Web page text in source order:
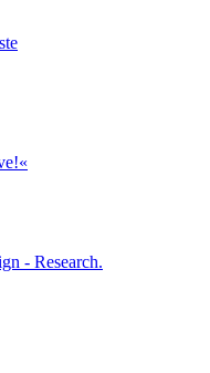
- Research.